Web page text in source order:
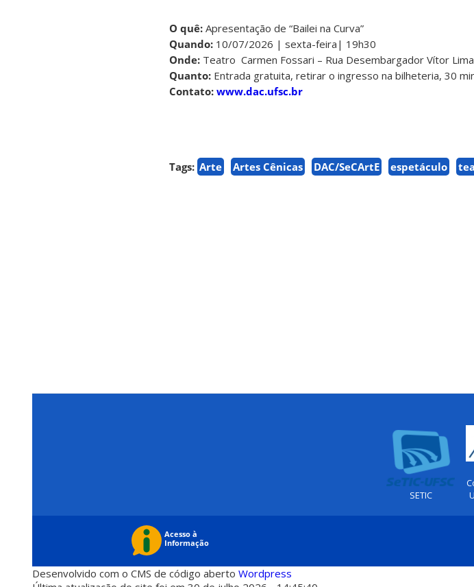
O quê: Apresentação de “Bailei na Curva”
Quando: 10/07/2026 | sexta-feira| 19h30
Onde: Teatro Carmen Fossari – Rua Desembargador Vítor
Quanto: Entrada gratuita, retirar o ingresso na bilheteria, 30
Contato: www.dac.ufsc.br
Tags: Arte Artes Cênicas DAC/SeCArtE espetáculo
SETIC
Desenvolvido com o CMS de código aberto Wordpress